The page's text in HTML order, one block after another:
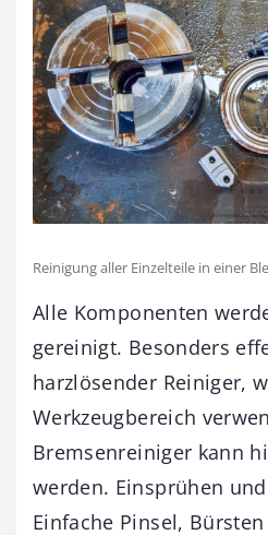
Reinigung aller Einzelteile in einer
Alle Komponenten
gereinigt. Besonders
harzlösender Reiniger,
Werkzeugbereich
Bremsenreiniger kann
werden. Einsprühen
Einfache Pinsel,